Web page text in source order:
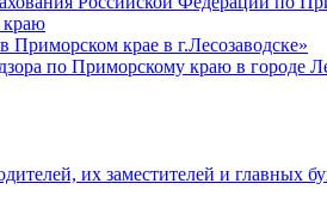
краю
крае в г.Лесозаводске»
по Приморскому краю в городе
их заместителей и